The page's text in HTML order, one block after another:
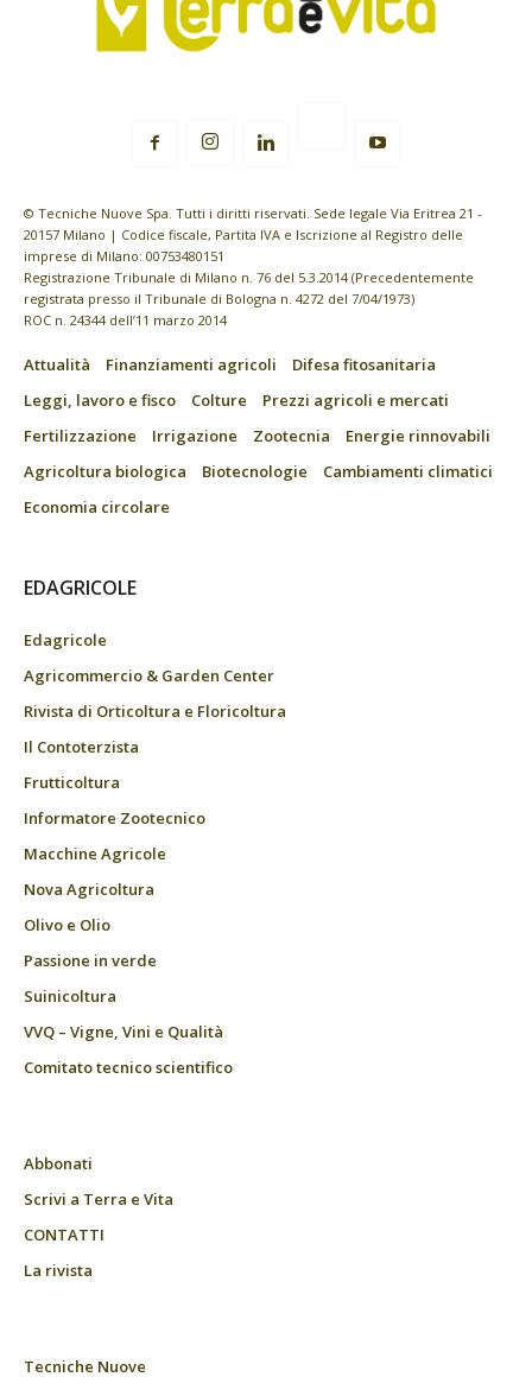
© Tecniche Nuove Spa. Tutti i diritti riservati. Sede legale Via Eritrea 21 -
20157 Milano | Codice fiscale, Partita IVA e Iscrizione al Registro delle
imprese di Milano: 00753480151
Registrazione Tribunale di Milano n. 76 del 5.3.2014 (Precedentemente
registrata presso il Tribunale di Bologna n. 4272 del 7/04/1973)
ROC n. 24344 dell’11 marzo 2014
Attualità Finanziamenti agricoli
Difesa fitosanitaria
Leggi, lavoro e fisco
Colture
Prezzi agricoli e mercati
Fertilizzazione
Irrigazione Zootecnia
Energie rinnovabili
Agricoltura biologica
Biotecnologie
Cambiamenti climatici
Economia circolare
EDAGRICOLE
Edagricole
Agricommercio & Garden Center
Rivista di Orticoltura e Floricoltura
Il Contoterzista
Frutticoltura
Informatore Zootecnico
Macchine Agricole
Nova Agricoltura
Olivo e Olio
Passione in verde
Suinicoltura
VVQ – Vigne, Vini e Qualità
Comitato tecnico scientifico
Abbonati
Scrivi a Terra e Vita
CONTATTI
La rivista
Tecniche Nuove